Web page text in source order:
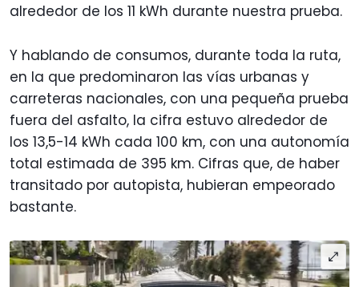
alrededor de los 11 kWh durante nuestra prueba.
Y hablando de consumos, durante toda la ruta,
en la que predominaron las vías urbanas y
carreteras nacionales, con una pequeña prueba
fuera del asfalto, la cifra estuvo alrededor de
los 13,5-14 kWh cada 100 km, con una autonomía
total estimada de 395 km. Cifras que, de haber
transitado por autopista, hubieran empeorado
bastante.